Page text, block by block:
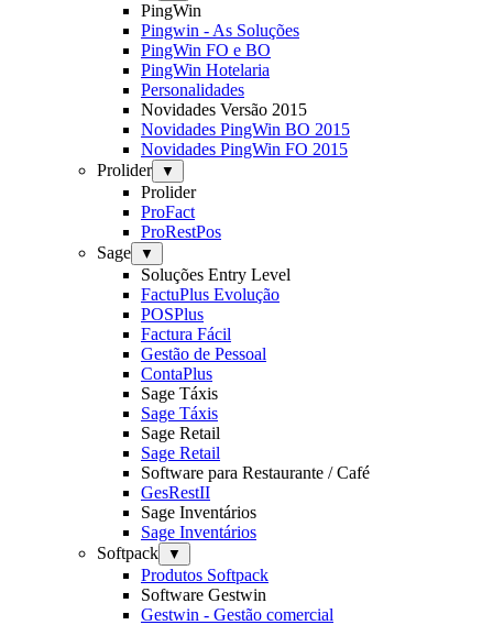
PingWin
Pingwin - As Soluções
PingWin FO e BO
PingWin Hotelaria
Personalidades
Novidades Versão 2015
Novidades PingWin BO 2015
Novidades PingWin FO 2015
Prolider
▼
Prolider
ProFact
ProRestPos
Sage
▼
Soluções Entry Level
FactuPlus Evolução
POSPlus
Factura Fácil
Gestão de Pessoal
ContaPlus
Sage Táxis
Sage Táxis
Sage Retail
Sage Retail
Software para Restaurante / Café
GesRestII
Sage Inventários
Sage Inventários
Softpack
▼
Produtos Softpack
Software Gestwin
Gestwin - Gestão comercial